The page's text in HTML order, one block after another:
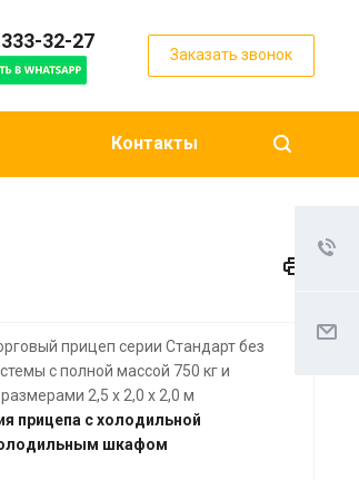
32-27
Заказать звонок
Контакты
прицеп серии Стандарт без
с полной массой 750 кг и
2,5 х 2,0 х 2,0 м
прицепа с холодильной
шкафом